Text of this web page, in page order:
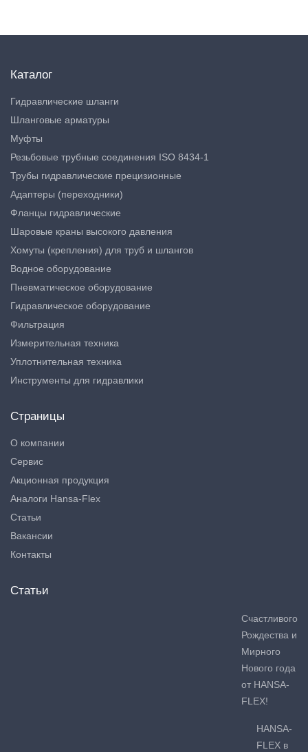
Каталог
Гидравлические шланги
Шланговые арматуры
Муфты
Резьбовые трубные соединения ISO 8434-1
Трубы гидравлические прецизионные
Адаптеры (переходники)
Фланцы гидравлические
Шаровые краны высокого давления
Хомуты (крепления) для труб и шлангов
Водное оборудование
Пневматическое оборудование
Гидравлическое оборудование
Фильтрация
Измерительная техника
Уплотнительная техника
Инструменты для гидравлики
Страницы
О компании
Сервис
Акционная продукция
Аналоги Hansa-Flex
Статьи
Вакансии
Контакты
Статьи
Счастливого
Рождества и
Мирного
Нового года
от HANSA-
FLEX!
HANSA-
FLEX в